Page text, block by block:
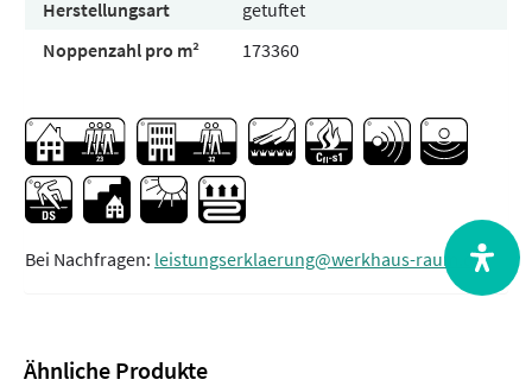
Herstellungsart
getuftet
Noppenzahl pro m²
173360
Bei Nachfragen: leistungserklaerung@werkhaus-raum.de
Ähnliche Produkte